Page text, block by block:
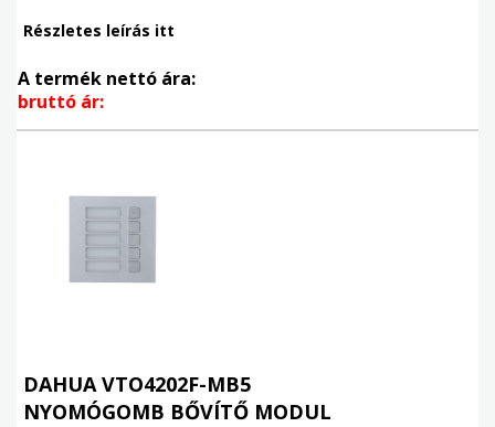
Részletes leírás itt
A termék nettó ára:
bruttó ár:
DAHUA VTO4202F-MB5
NYOMÓGOMB BŐVÍTŐ MODUL